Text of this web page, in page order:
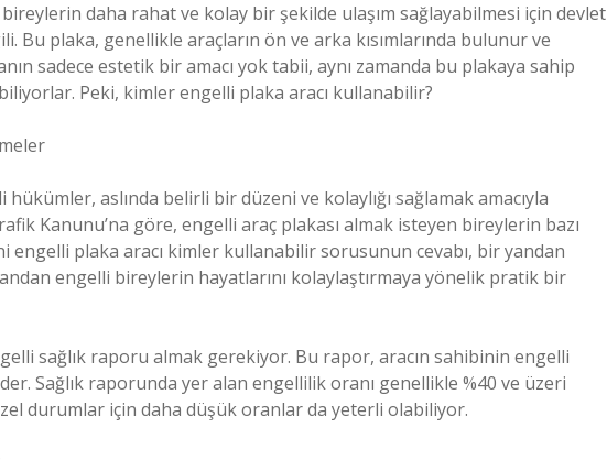
daha rahat ve kolay bir şekilde ulaşım sağlayabilmesi için devlet
Bu plaka, genellikle araçların ön ve arka kısımlarında bulunur ve
sadece estetik bir amacı yok tabii, aynı zamanda bu plakaya sahip
Peki, kimler engelli plaka aracı kullanabilir?
aslında belirli bir düzeni ve kolaylığı sağlamak amacıyla
Kanunu’na göre, engelli araç plakası almak isteyen bireylerin bazı
engelli plaka aracı kimler kullanabilir sorusunun cevabı, bir yandan
engelli bireylerin hayatlarını kolaylaştırmaya yönelik pratik bir
sağlık raporu almak gerekiyor. Bu rapor, aracın sahibinin engelli
Sağlık raporunda yer alan engellilik oranı genellikle %40 ve üzeri
durumlar için daha düşük oranlar da yeterli olabiliyor.